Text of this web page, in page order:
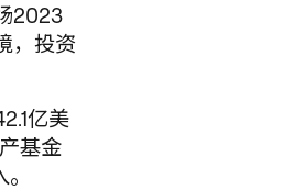
2023
，投资
亿美
基金